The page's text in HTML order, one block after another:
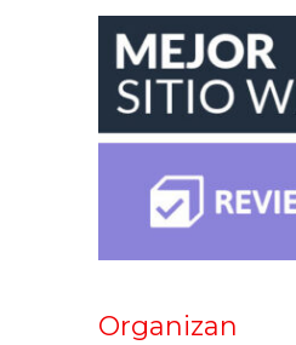
Organizan